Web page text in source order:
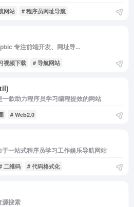
网站 # 程序员网址导航
专注前端开发、网址导...
视频下载 # 导航网站
款助力程序员学习编程提效的网站
# Web2.0
一站式程序员学习工作娱乐导航网站
二维码 # 代码格式化
源搜索